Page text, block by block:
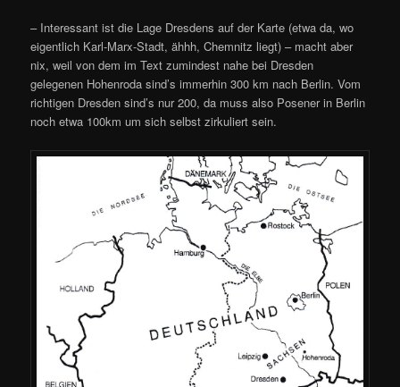
– Interessant ist die Lage Dresdens auf der Karte (etwa da, wo
eigentlich Karl-Marx-Stadt, ähhh, Chemnitz liegt) – macht aber
nix, weil von dem im Text zumindest nahe bei Dresden
gelegenen Hohenroda sind’s immerhin 300 km nach Berlin. Vom
richtigen Dresden sind’s nur 200, da muss also Posener in Berlin
noch etwa 100km um sich selbst zirkuliert sein.